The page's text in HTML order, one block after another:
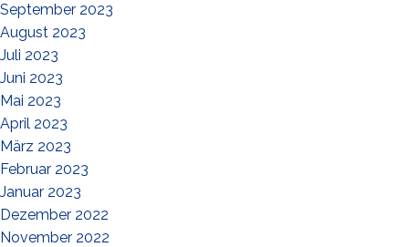
September 2023
August 2023
Juli 2023
Juni 2023
Mai 2023
April 2023
März 2023
Februar 2023
Januar 2023
Dezember 2022
November 2022